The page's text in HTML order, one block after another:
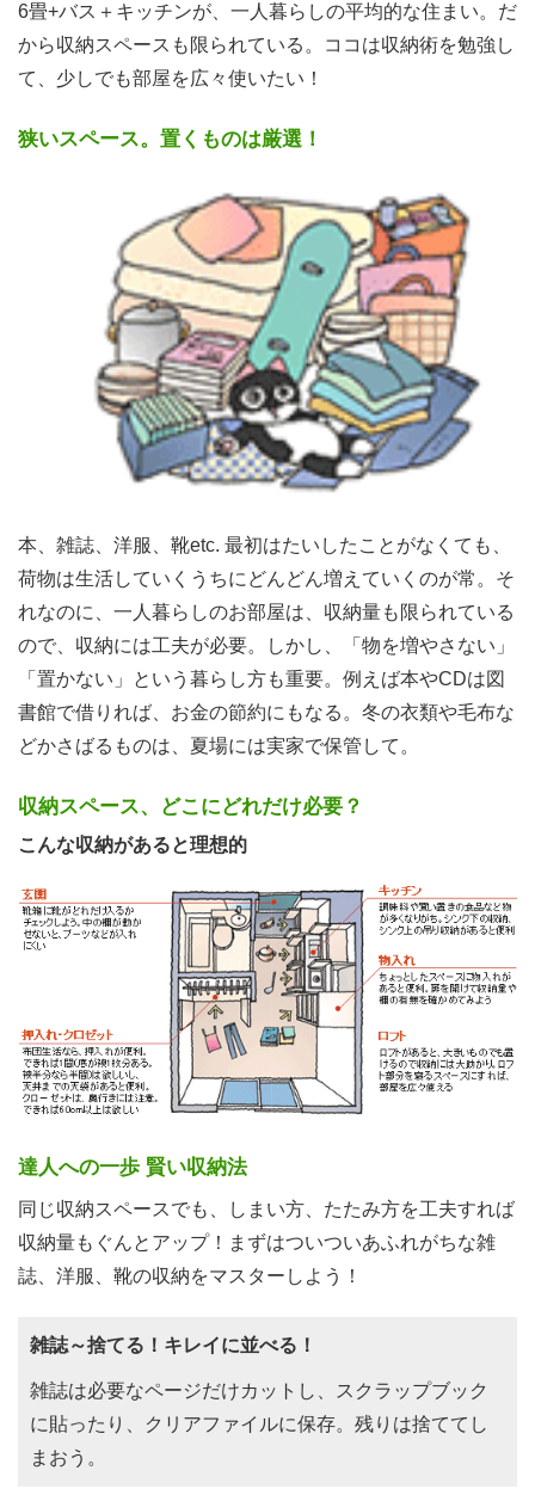
6畳+バス＋キッチンが、一人暮らしの平均的な住まい。だ
から収納スペースも限られている。ココは収納術を勉強し
て、少しでも部屋を広々使いたい！
狭いスペース。置くものは厳選！
本、雑誌、洋服、靴etc. 最初はたいしたことがなくても、
荷物は生活していくうちにどんどん増えていくのが常。そ
れなのに、一人暮らしのお部屋は、収納量も限られている
ので、収納には工夫が必要。しかし、「物を増やさない」
「置かない」という暮らし方も重要。例えば本やCDは図
書館で借りれば、お金の節約にもなる。冬の衣類や毛布な
どかさばるものは、夏場には実家で保管して。
収納スペース、どこにどれだけ必要？
こんな収納があると理想的
達人への一歩 賢い収納法
同じ収納スペースでも、しまい方、たたみ方を工夫すれば
収納量もぐんとアップ！まずはついついあふれがちな雑
誌、洋服、靴の収納をマスターしよう！
雑誌～捨てる！キレイに並べる！
雑誌は必要なページだけカットし、スクラップブック
に貼ったり、クリアファイルに保存。残りは捨ててし
まおう。